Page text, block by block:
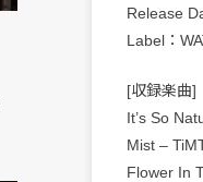
Release
Label：
[収録楽曲]
It’s So
Mist –
Flower In